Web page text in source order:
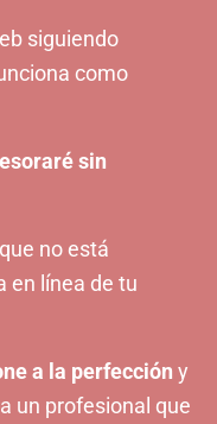
siguiendo
como
sin
no está
en línea de tu
a la perfección y
un profesional que